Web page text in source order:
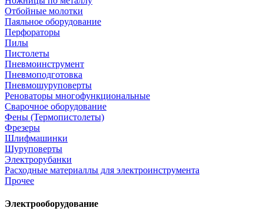
Отбойные молотки
Паяльное оборудование
Перфораторы
Пилы
Пистолеты
Пневмоинструмент
Пневмоподготовка
Пневмошуруповерты
Реноваторы многофункциональные
Сварочное оборудование
Фены (Термопистолеты)
Фрезеры
Шлифмашинки
Шуруповерты
Электрорубанки
Расходные материаллы для электроинструмента
Прочее
Электрооборудование